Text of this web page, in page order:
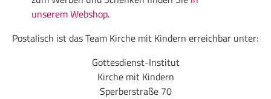
unserem Webshop.
Postalisch ist das Team Kirche mit Kindern erreichbar unter:
Gottesdienst-Institut
Kirche mit Kindern
Sperberstraße 70